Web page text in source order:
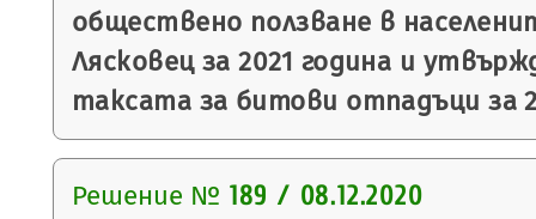
обществено ползване в
Лясковец за 2021 година и
таксата за битови отпадъци за
Решение № 189 / 08.12.2020